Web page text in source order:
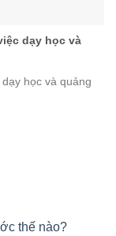
dạy học và
học và quảng
thế nào?